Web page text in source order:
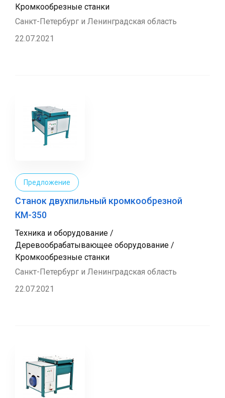
Кромкообрезные станки
Санкт-Петербург и Ленинградская область
22.07.2021
Предложение
Станок двухпильный кромкообрезной
КМ-350
Техника и оборудование /
Деревообрабатывающее оборудование /
Кромкообрезные станки
Санкт-Петербург и Ленинградская область
22.07.2021